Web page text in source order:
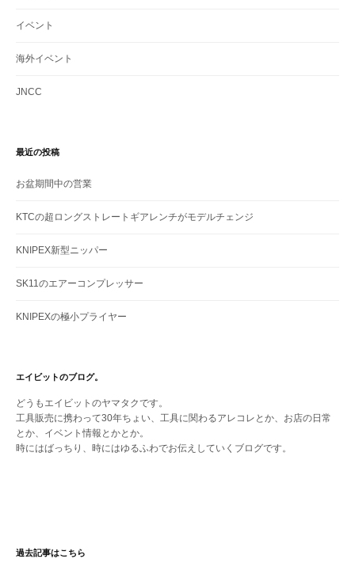
イベント
海外イベント
JNCC
最近の投稿
お盆期間中の営業
KTCの超ロングストレートギアレンチがモデルチェンジ
KNIPEX新型ニッパー
SK11のエアーコンプレッサー
KNIPEXの極小プライヤー
エイビットのブログ。
どうもエイビットのヤマタクです。
工具販売に携わって30年ちょい、工具に関わるアレコレとか、お店の日常
とか、イベント情報とかとか。
時にはばっちり、時にはゆるふわでお伝えしていくブログです。
過去記事はこちら